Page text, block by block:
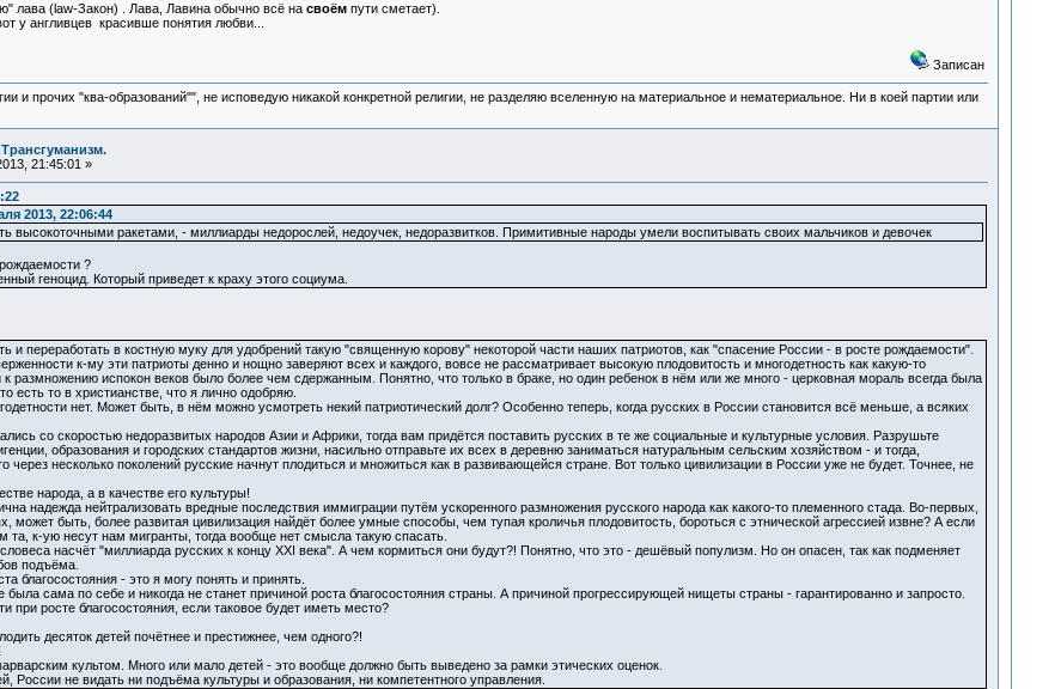
лава (law-Закон) . Лава, Лавина обычно всё на своём пути сметает).
у англивцев красивше понятия любви...
Записан
и прочих "ква-образований"", не исповедую никакой конкретной религии, не разделяю вселенную на материальное и нематериальное. Ни в коей партии или
21:45:01 »
2013, 22:06:44
высокоточными ракетами, - миллиарды недорослей, недоучек, недоразвитков. Примитивные народы умели воспитывать своих мальчиков и девочек
?
геноцид. Который приведет к краху этого социума.
и переработать в костную муку для удобрений такую "священную корову" некоторой части наших патриотов, как "спасение России - в росте рождаемости".
к-му эти патриоты денно и нощно заверяют всех и каждого, вовсе не рассматривает высокую плодовитость и многодетность как какую-то
размножению испокон веков было более чем сдержанным. Понятно, что только в браке, но один ребенок в нём или же много - церковная мораль всегда была
есть то в христианстве, что я лично одобряю.
нет. Может быть, в нём можно усмотреть некий патриотический долг? Особенно теперь, когда русских в России становится всё меньше, а всяких
со скоростью недоразвитых народов Азии и Африки, тогда вам придётся поставить русских в те же социальные и культурные условия. Разрушьте
образования и городских стандартов жизни, насильно отправьте их всех в деревню заниматься натуральным сельским хозяйством - и тогда,
через несколько поколений русские начнут плодиться и множиться как в развивающейся стране. Вот только цивилизации в России уже не будет. Точнее, не
народа, а в качестве его культуры!
надежда нейтрализовать вредные последствия иммиграции путём ускоренного размножения русского народа как какого-то племенного стада. Во-первых,
быть, более развитая цивилизация найдёт более умные способы, чем тупая кроличья плодовитость, бороться с этнической агрессией извне? А если
та, к-ую несут нам мигранты, тогда вообще нет смысла такую спасать.
насчёт "миллиарда русских к концу XXI века". А чем кормиться они будут?! Понятно, что это - дешёвый популизм. Но он опасен, так как подменяет
подъёма.
благосостояния - это я могу понять и принять.
сама по себе и никогда не станет причиной роста благосостояния страны. А причиной прогрессирующей нищеты страны - гарантированно и запросто.
при росте благосостояния, если таковое будет иметь место?
десяток детей почётнее и престижнее, чем одного?!
культом. Много или мало детей - это вообще должно быть выведено за рамки этических оценок.
России не видать ни подъёма культуры и образования, ни компетентного управления.